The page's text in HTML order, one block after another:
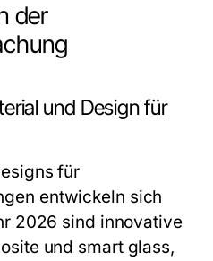
der
und Design für
für
entwickeln sich
2026 sind innovative
und smart glass,